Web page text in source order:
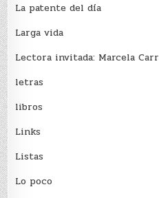
La patente del día
Larga vida
Lectora invitada: Marcela
letras
libros
Links
Listas
Lo poco